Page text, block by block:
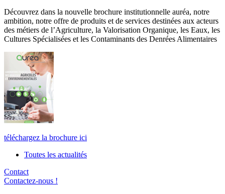
Découvrez dans la nouvelle brochure institutionnelle auréa, notre
ambition, notre offre de produits et de services destinées aux acteurs
des métiers de l’Agriculture, la Valorisation Organique, les Eaux, les
Cultures Spécialisées et les Contaminants des Denrées Alimentaires
téléchargez la brochure ici
Toutes les actualités
Contact
Contactez-nous !